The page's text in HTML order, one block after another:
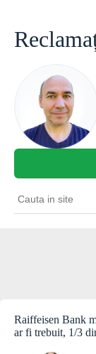
content
Cauta
in
Raiffeisen Bank
ar fi trebuit, 1/3